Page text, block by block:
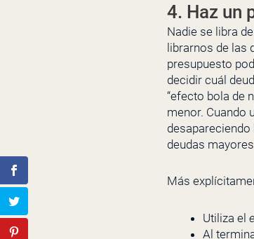
4. Haz un
Nadie se libra
librarnos de las
presupuesto
decidir cuál
“efecto bola de
menor. Cuando
desapareciendo
deudas
Más
Utiliza el
Al